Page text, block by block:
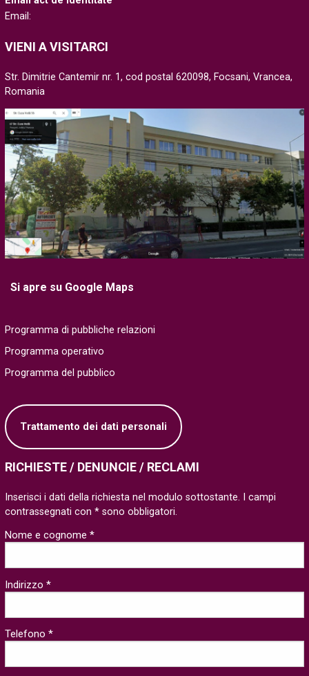
Email:
VIENI A VISITARCI
Str. Dimitrie Cantemir nr. 1, cod postal 620098, Focsani, Vrancea,
Romania
Si apre su Google Maps
Programma di pubbliche relazioni
Programma operativo
Programma del pubblico
Trattamento dei dati personali
RICHIESTE / DENUNCIE / RECLAMI
Inserisci i dati della richiesta nel modulo sottostante. I campi
contrassegnati con * sono obbligatori.
Nome e cognome *
Indirizzo *
Telefono *